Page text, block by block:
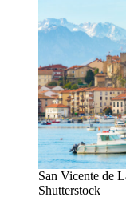
San Vicente de
Shutterstock